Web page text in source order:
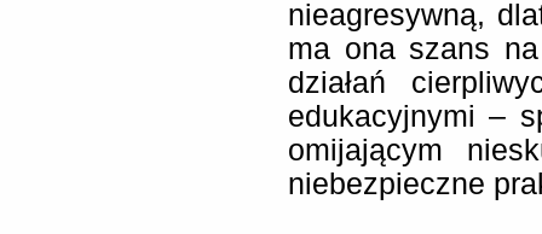
nieagresywną,
ma ona szans
działań
edukacyjnymi –
omijającym
niebezpieczne